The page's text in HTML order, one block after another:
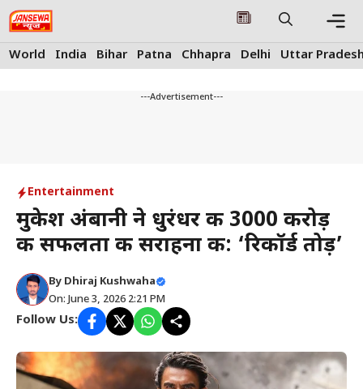
Skip
to
content
World India Bihar Patna Chhapra Delhi Uttar
---Advertisement---
Entertainment
मुकेश अंबानी ने धुरंधर की ₹3000 करोड़
की सफलता की सराहना की: ‘रिकॉर्ड तोड़’
By Dhiraj Kushwaha
On: June 3, 2026 2:21 PM
Follow Us: